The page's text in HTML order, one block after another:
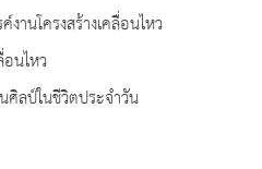
านโครงสร้างเคลื่อนไหว
อนไหว
นศิลป์ในชีวิตประจำวัน